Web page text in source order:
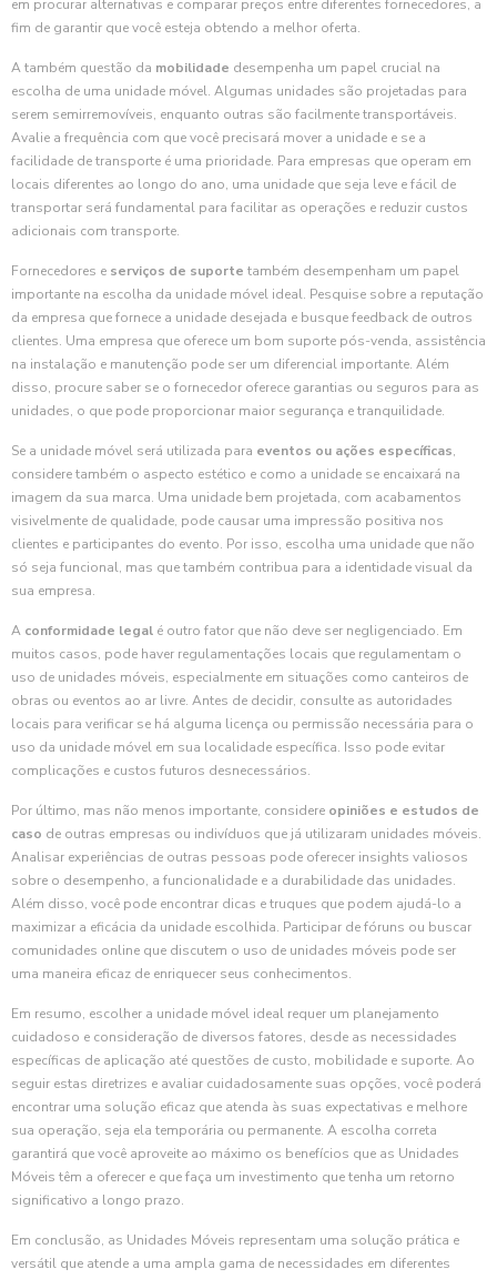
em procurar alternativas e comparar preços entre diferentes fornecedores, a
fim de garantir que você esteja obtendo a melhor oferta.
A também questão da mobilidade desempenha um papel crucial na
escolha de uma unidade móvel. Algumas unidades são projetadas para
serem semirremovíveis, enquanto outras são facilmente transportáveis.
Avalie a frequência com que você precisará mover a unidade e se a
facilidade de transporte é uma prioridade. Para empresas que operam em
locais diferentes ao longo do ano, uma unidade que seja leve e fácil de
transportar será fundamental para facilitar as operações e reduzir custos
adicionais com transporte.
Fornecedores e serviços de suporte também desempenham um papel
importante na escolha da unidade móvel ideal. Pesquise sobre a reputação
da empresa que fornece a unidade desejada e busque feedback de outros
clientes. Uma empresa que oferece um bom suporte pós-venda, assistência
na instalação e manutenção pode ser um diferencial importante. Além
disso, procure saber se o fornecedor oferece garantias ou seguros para as
unidades, o que pode proporcionar maior segurança e tranquilidade.
Se a unidade móvel será utilizada para eventos ou ações específicas,
considere também o aspecto estético e como a unidade se encaixará na
imagem da sua marca. Uma unidade bem projetada, com acabamentos
visivelmente de qualidade, pode causar uma impressão positiva nos
clientes e participantes do evento. Por isso, escolha uma unidade que não
só seja funcional, mas que também contribua para a identidade visual da
sua empresa.
A conformidade legal é outro fator que não deve ser negligenciado. Em
muitos casos, pode haver regulamentações locais que regulamentam o
uso de unidades móveis, especialmente em situações como canteiros de
obras ou eventos ao ar livre. Antes de decidir, consulte as autoridades
locais para verificar se há alguma licença ou permissão necessária para o
uso da unidade móvel em sua localidade específica. Isso pode evitar
complicações e custos futuros desnecessários.
Por último, mas não menos importante, considere opiniões e estudos de
caso de outras empresas ou indivíduos que já utilizaram unidades móveis.
Analisar experiências de outras pessoas pode oferecer insights valiosos
sobre o desempenho, a funcionalidade e a durabilidade das unidades.
Além disso, você pode encontrar dicas e truques que podem ajudá-lo a
maximizar a eficácia da unidade escolhida. Participar de fóruns ou buscar
comunidades online que discutem o uso de unidades móveis pode ser
uma maneira eficaz de enriquecer seus conhecimentos.
Em resumo, escolher a unidade móvel ideal requer um planejamento
cuidadoso e consideração de diversos fatores, desde as necessidades
específicas de aplicação até questões de custo, mobilidade e suporte. Ao
seguir estas diretrizes e avaliar cuidadosamente suas opções, você poderá
encontrar uma solução eficaz que atenda às suas expectativas e melhore
sua operação, seja ela temporária ou permanente. A escolha correta
garantirá que você aproveite ao máximo os benefícios que as Unidades
Móveis têm a oferecer e que faça um investimento que tenha um retorno
significativo a longo prazo.
Em conclusão, as Unidades Móveis representam uma solução prática e
versátil que atende a uma ampla gama de necessidades em diferentes